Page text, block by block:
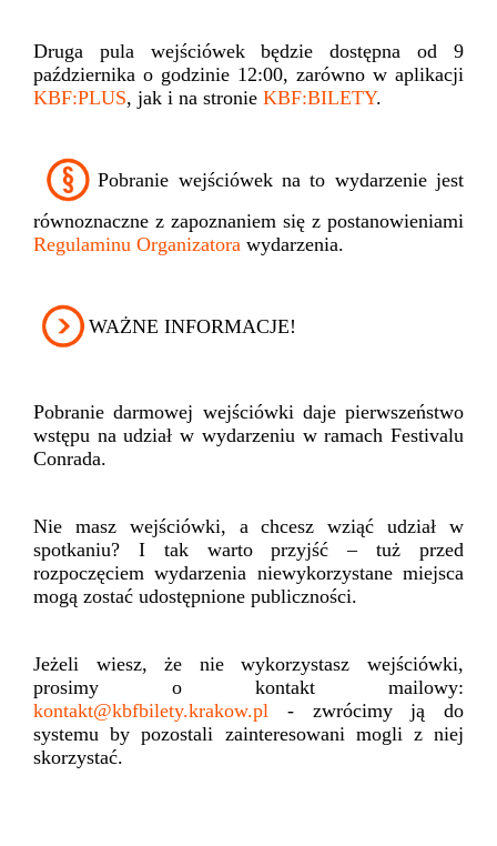
Druga pula wejściówek będzie dostępna od 9
października o godzinie 12:00, zarówno w aplikacji
KBF:PLUS, jak i na stronie KBF:BILETY.
Pobranie wejściówek na to wydarzenie jest
równoznaczne z zapoznaniem się z postanowieniami
Regulaminu Organizatora wydarzenia.
WAŻNE INFORMACJE!
Pobranie darmowej wejściówki daje pierwszeństwo
wstępu na udział w wydarzeniu w ramach Festivalu
Conrada.
Nie masz wejściówki, a chcesz wziąć udział w
spotkaniu? I tak warto przyjść – tuż przed
rozpoczęciem wydarzenia niewykorzystane miejsca
mogą zostać udostępnione publiczności.
Jeżeli wiesz, że nie wykorzystasz wejściówki,
prosimy o kontakt mailowy:
kontakt@kbfbilety.krakow.pl - zwrócimy ją do
systemu by pozostali zainteresowani mogli z niej
skorzystać.